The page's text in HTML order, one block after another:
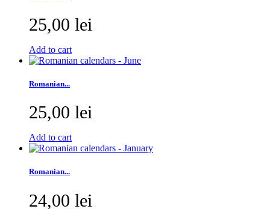
25,00 lei
Add to cart
Romanian...
25,00 lei
Add to cart
Romanian...
24,00 lei